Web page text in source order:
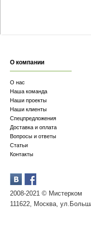
О компании
О нас
Наша команда
Наши проекты
Наши клиенты
Спецпредложения
Доставка и оплата
Вопросы и ответы
Статьи
Контакты
2008-2021 © Мистерком
111622, Москва,